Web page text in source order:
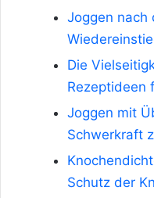
Joggen nach
Die
Rezeptideen
Joggen mit
Schwerkraft
Schutz der